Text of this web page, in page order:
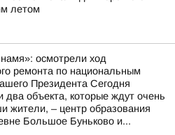
летом
осмотрели ход
ремонта по национальным
Президента Сегодня
два объекта, которые ждут очень
жители, – центр образования
Большое Буньково и...